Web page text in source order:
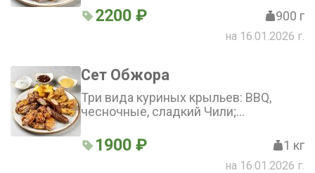
2200 ₽ 900 г
на 16.01.2026 г.
Сет Обжора
Три вида куриных крыльев: BBQ,
чесночные, сладкий Чили;
колбаски. Подаются с горчицей,
соусом BBQ и фирменным
1900 ₽ 1 кг
на 16.01.2026 г.